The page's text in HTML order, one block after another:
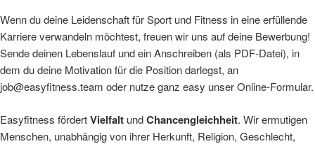
Wenn du deine Leidenschaft für Sport und Fitness in eine erfüllende
Karriere verwandeln möchtest, freuen wir uns auf deine Bewerbung!
Sende deinen Lebenslauf und ein Anschreiben (als PDF-Datei), in
dem du deine Motivation für die Position darlegst, an
job@easyfitness.team oder nutze ganz easy unser Online-Formular.
Easyfitness fördertVielfalt undChancengleichheit. Wir ermutigen
Menschen, unabhängig von ihrer Herkunft, Religion, Geschlecht,